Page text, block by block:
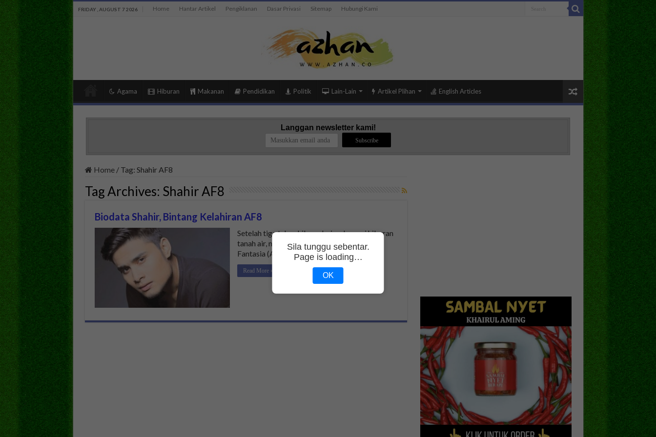
FRIDAY , AUGUST 7 2026 Home Hantar Artikel Pengiklanan Dasar Privasi Sitemap Hubungi Kami
Agama Hiburan Makanan Pendidikan Politik Lain-Lain Artikel Plihan English Articles
Langgan newsletter kami!
Home / Tag: Shahir AF8
Tag Archives: Shahir AF8
Biodata Shahir, Bintang Kelahiran AF8
Setelah tiga tahun hilang dari radar seni hiburan
tanah air, nama penyanyi kelahiran Akademi
Fantasia (AF) 8 iaitu Shahir kembali …
Read More »
Sila tunggu sebentar.
Page is loading…
OK